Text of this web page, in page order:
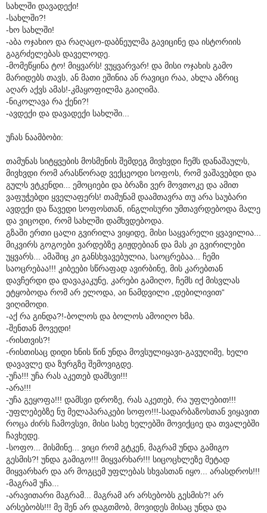
სახლში დავადექი!
-სახლში?!
-ხო სახლში!
-აბა ოჯახიო და რაღაცო-დაბნეულმა გავიცინე და ისტორიის
გაგრძელებას დაველოდე.
-მომეწყინა ტო! მიყვარს! ვუყვარვარ! და მისი ოჯახის გამო
მარიდებს თავს, ან მათი ეშინია ან რავიცი რაა, ახლა აზრიც
აღარ აქვს ამას!-კმაყოფილმა გაიღიმა.
-ნიკოლავა რა ქენი?!
-ავდექი და დავადექი სახლში...
უჩას ნაამბობი:
თამუნას სიტყვების მოსმენის შემდეგ მივხვდი ჩემს დანაშაულს,
მივხვდი რომ არასწორად ვექცეოდი სოფოს, რომ ვაშავებდი და
გულს ვტკენდი... ემოციები და ბრაზი ვერ მოვთოკე და ამით
ვაფუჭებდი ყველაფერს! თამუნამ დაამთავრა თუ არა საუბარი
ავდექი და წავედი სოფოსთან, ინგლისური უმთავრდებოდა მალე
და ვიცოდი, რომ სახლში დამხვდებოდა.
გზაში ერთი ცალი გვირილა ვიყიდე, მისი საყვარელი ყვავილია...
მიკვირს გოგოები ვარდებზე გიჟდებიან და მას კი გვირილები
უყვარს... ამაშიც კი განსხვავებულია, საოცრებაა... ჩემი
საოცრებაა!!! კიბეები სწრაფად ავირბინე, მის კარებთან
დავჩერდი და დავაკაკუნე, კარები გამიღო, ჩემს იქ მისვლას
ეტყობოდა რომ არ ელოდა, აი ნამდვილი „დებილივით“
ვიღიმოდი.
-აქ რა გინდა?!-ბოლოს და ბოლოს ამოიღო ხმა.
-შენთან მოვედი!
-რისთვის?!
-რისთისაც დიდი ხნის წინ უნდა მოვსულიყავი-გავუღიმე, ხელი
დავავლე და ზურგზე შემოვიგდე.
-უჩა!!! უჩა რას აკეთებ დამსვი!!!
-არა!!!
-უჩა გეყოფა!!! დამსვი დროზე, რას აკეთებ, რა უფლებით!!!
-უფლებებზე ნუ მელაპარაკები სოფო!!!-სადარბაზოსთან ვიყავით
როცა ძირს ჩამოვსვი, მისი სახე ხელებში მოვიქციე და თვალებში
ჩავხედე.
-სოფო... მისმინე... ვიცი რომ გტკენ, მაგრამ უნდა გამიგო
გესმის?! უნდა გამიგო!!! მიყვარხარ!!! სიცოცხლეზე მეტად
მიყვარხარ და არ მოგცემ უფლებას სხვასთან იყო... არასდროს!!!
-მაგრამ უჩა...
-არავითარი მაგრამ... მაგრამ არ არსებობს გესმის?! არ
არსებობს!!! მე შენ არ დაგთმობ, მოვიდეს მისაც უნდა და